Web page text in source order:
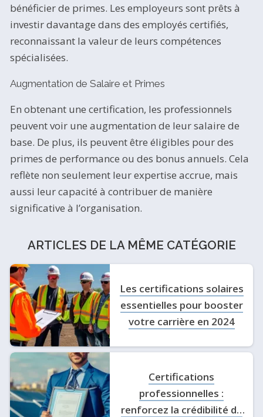
bénéficier de primes. Les employeurs sont prêts à
investir davantage dans des employés certifiés,
reconnaissant la valeur de leurs compétences
spécialisées.
Augmentation de Salaire et Primes
En obtenant une certification, les professionnels
peuvent voir une augmentation de leur salaire de
base. De plus, ils peuvent être éligibles pour des
primes de performance ou des bonus annuels. Cela
reflète non seulement leur expertise accrue, mais
aussi leur capacité à contribuer de manière
significative à l’organisation.
ARTICLES DE LA MÊME CATÉGORIE
Les certifications solaires
essentielles pour booster
votre carrière en 2024
Certifications
professionnelles :
renforcez la crédibilité de